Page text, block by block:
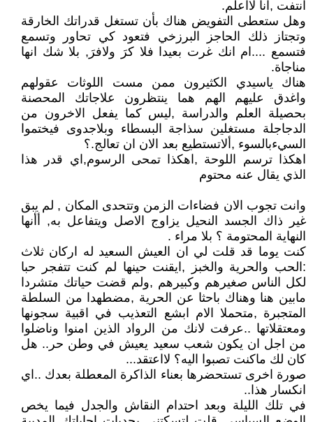
انتفت ,انا لااعلم.
وهل ستعطى التفويض هناك بأن تستغل قدراتك الخارقة
وتجتاز ذلك الحاجز البرزخي فتعود كي تحاور وتسمع
فتسمع ....ام انك غرت بعيدا فلا كرَ ولافرَ, بلا شك انها
مناجاة.
هناك ياسيدي الكثيرون ممن مست اللوثات عقولهم
واغدق عليهم الهم هما ينتظرون علاجاتك المحصنة
بحصيلة العلم والدراسة ,ليس كما يفعل الاخرون من
الدجاجلة مستغلين سذاجة البسطاء وبلاجدوى فيختموا
السيءبالسوء ,ألاتستطيع بعد الان ان تعالج.؟
اهكذا ترسم اللوحة ,اهكذا تمحى الرسوم,اي قدر هذا
الذي يقال عنه محتوم
وانت تجوب الان فضاءات الزمن وتتحدى المكان , لم يبق
غير ذاك الجسد النحيل يزاوج الاصل ويتفاعل به, أأنها
النهاية المحتومة ؟ بلا مراء .
كنت يوما قد قلت لي ان العيش السعيد له اركان ثلاث
:الحب والحرية والخبز ,ايقنت حينها لم كنت تتفجر حبا
لكل الناس صغيرهم وكبيرهم ,ولم قضت حياتك متشردا
مابين هنا وهناك باحثا عن الحرية ,مضطهدا من السلطة
المتجبرة ,متحملا الام ابشع التعذيب في اقبية سجونها
ومعتقلاتها ..عرفت لانك من الرواد الذين امنوا وناضلوا
من اجل ان يكون شعب سعيد يعيش في وطن حر.. هل
كان لك ماكنت تصبوا اليه؟ لااعتقد...
صورة اخرى تستحضرها بعناء الذاكرة المعطلة بعدك ..اي
انكسار هذا..
في تلك الليلة وبعد احتدام النقاش والجدل فيما يخص